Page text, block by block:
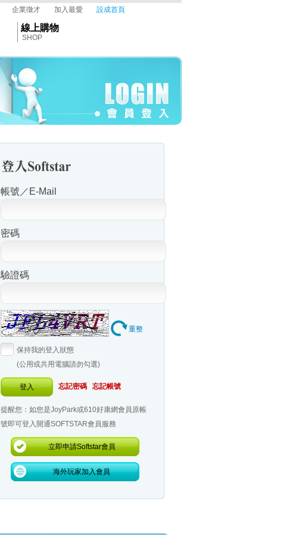
企業徵才 加入最愛 設成首頁
線上購物
SHOP
帳號／E-Mail
密碼
驗證碼
重整
保持我的登入狀態
(公用或共用電腦請勿勾選)
登入 忘記密碼 忘記帳號
提醒您：如您是JoyPark或610好康網會員原帳
號即可登入開通SOFTSTAR會員服務
立即申請Softstar會員
海外玩家加入會員